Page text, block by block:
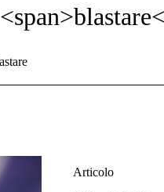
Articolo